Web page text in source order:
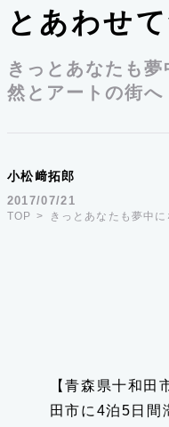
とあわせ
きっとあなたも
然とアートの街へ
小松﨑拓郎
2017/07/21
TOP きっとあなたも夢中
【青森県十和田
田市に4泊5日間